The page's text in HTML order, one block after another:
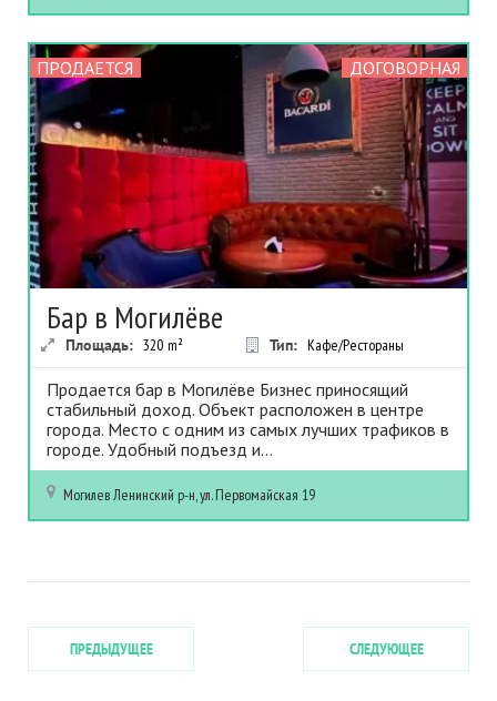
ПРОДАЕТСЯ ДОГОВОРНАЯ
Бар в Могилёве
Площадь: 320 m² Тип: Кафе/Рестораны
Продается бар в Могилёве Бизнес приносящий
стабильный доход. Объект расположен в центре
города. Место с одним из самых лучших трафиков в
городе. Удобный подъезд и...
МогилевЛенинский р-н, ул. Первомайская 19
ПРЕДЫДУЩЕЕ СЛЕДУЮЩЕЕ